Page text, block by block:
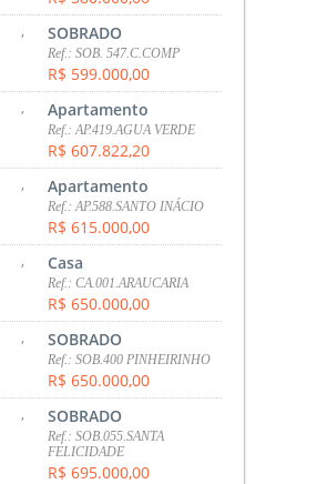
, SOBRADO
Ref.: SOB. 547.C.COMP
R$ 599.000,00
, Apartamento
Ref.: AP.419.AGUA VERDE
R$ 607.822,20
, Apartamento
Ref.: AP.588.SANTO INÁCIO
R$ 615.000,00
, Casa
Ref.: CA.001.ARAUCARIA
R$ 650.000,00
, SOBRADO
Ref.: SOB.400 PINHEIRINHO
R$ 650.000,00
, SOBRADO
Ref.: SOB.055.SANTA
FELICIDADE
R$ 695.000,00